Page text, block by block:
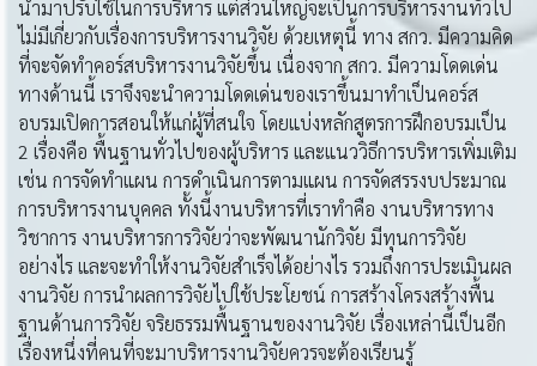
นำมาปรับใช้ในการบริหาร แต่ส่วนใหญ่จะเป็นการบริหารงานทั่วไป
ไม่มีเกี่ยวกับเรื่องการบริหารงานวิจัย ด้วยเหตุนี้ ทาง สกว. มีความคิด
ที่จะจัดทำคอร์สบริหารงานวิจัยขึ้น เนื่องจาก สกว. มีความโดดเด่น
ทางด้านนี้ เราจึงจะนำความโดดเด่นของเราขึ้นมาทำเป็นคอร์ส
อบรมเปิดการสอนให้แก่ผู้ที่สนใจ โดยแบ่งหลักสูตรการฝึกอบรมเป็น
2 เรื่องคือ พื้นฐานทั่วไปของผู้บริหาร และแนววิธีการบริหารเพิ่มเติม
เช่น การจัดทำแผน การดำเนินการตามแผน การจัดสรรงบประมาณ
การบริหารงานบุคคล ทั้งนี้งานบริหารที่เราทำคือ งานบริหารทาง
วิชาการ งานบริหารการวิจัยว่าจะพัฒนานักวิจัย มีทุนการวิจัย
อย่างไร และจะทำให้งานวิจัยสำเร็จได้อย่างไร รวมถึงการประเมินผล
งานวิจัย การนำผลการวิจัยไปใช้ประโยชน์ การสร้างโครงสร้างพื้น
ฐานด้านการวิจัย จริยธรรมพื้นฐานของงานวิจัย เรื่องเหล่านี้เป็นอีก
เรื่องหนึ่งที่คนที่จะมาบริหารงานวิจัยควรจะต้องเรียนรู้